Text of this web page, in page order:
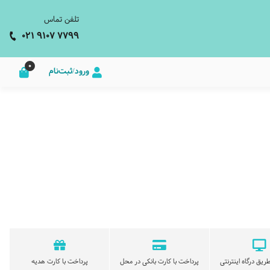
تلفن تماس
021 9107 7799
ورود/ثبت‌نام 0
درگاه اینترنتی
پرداخت با کارت بانکی در محل
پرداخت با کارت هدیه